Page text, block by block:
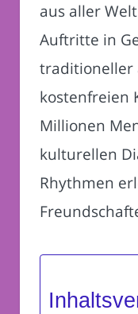
aus aller
Auftritte in
traditioneller
kostenfreien
Millionen
kulturellen
Rhythmen